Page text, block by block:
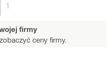
1
firmy
ceny firmy.